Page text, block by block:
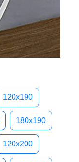
120х190
180х190
120х200